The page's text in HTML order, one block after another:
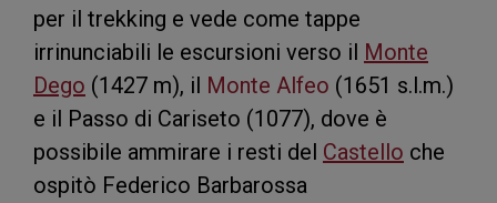
per il trekking e vede come tappe
irrinunciabili le escursioni verso il Monte
Dego (1427 m), il Monte Alfeo (1651 s.l.m.)
e il Passo di Cariseto (1077), dove è
possibile ammirare i resti del Castello che
ospitò Federico Barbarossa